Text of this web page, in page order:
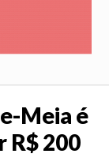
Meia é
R$ 200